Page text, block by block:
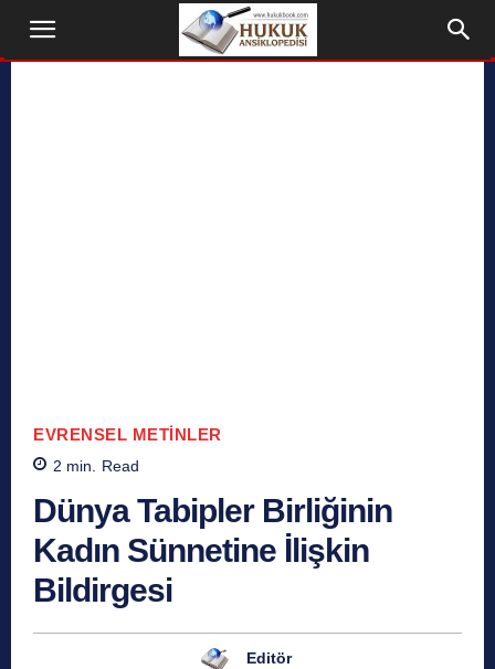
EVRENSEL METINLER
2 min. Read
Dünya Tabipler Birliğinin
Kadın Sünnetine İlişkin
Bildirgesi
Editör